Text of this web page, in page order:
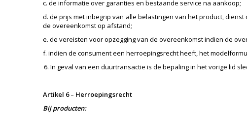
c. de informatie over garanties en bestaande service na aankoop;
d. de prijs met inbegrip van alle belastingen van het product,
de overeenkomst op afstand;
e. de vereisten voor opzegging van de overeenkomst indien de
f. indien de consument een herroepingsrecht heeft, het
In geval van een duurtransactie is de bepaling in het vorige lid
Artikel 6 – Herroepingsrecht
Bij producten: